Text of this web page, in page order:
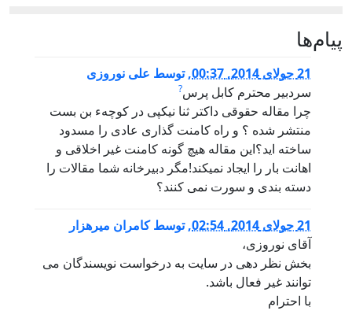
پيام‌ها
21 جولای 2014, 00:37 ,توسط علی نوروزی
سردبیر محترم کابل پرس?
چرا مقاله حقوقی داکتر ثنا نیکپی در کوچهء بن بست
منتشر شده ؟ و راه کامنت گذاری عادی را مسدود
ساخته اید؟این مقاله هیچ گونه کامنت غیر اخلاقی و
اهانت بار را ایجاد نمیکند!مگر دبیرخانه شما مقالات را
دسته بندی و سورت نمی کنند؟
21 جولای 2014, 02:54 ,توسطکامران میرهزار
آقای نوروزی،
بخش نظر دهی در سایت به درخواست نویسندگان می
توانند غیر فعال باشد.
با احترام